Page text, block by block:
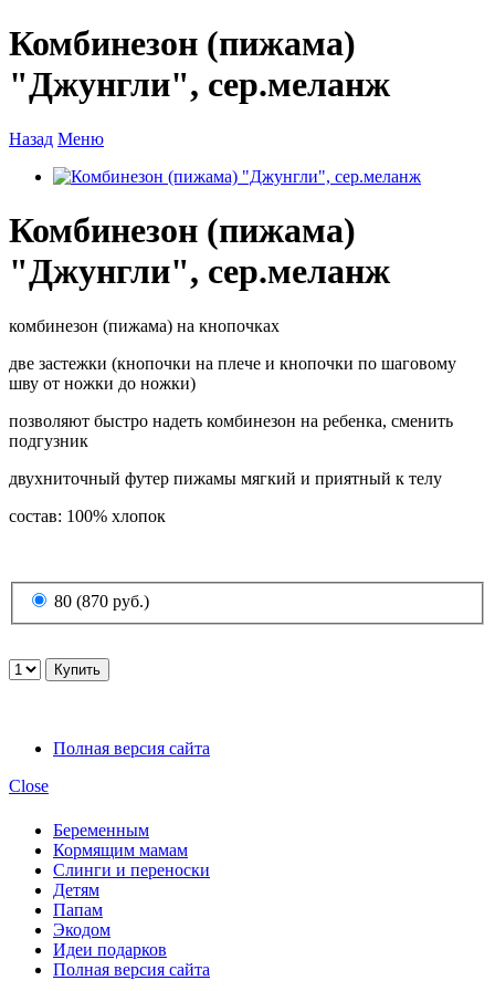
Комбинезон (пижама)
"Джунгли", сер.меланж
Назад Меню
Комбинезон (пижама)
"Джунгли", сер.меланж
комбинезон (пижама) на кнопочках
две застежки (кнопочки на плече и кнопочки по шаговому
шву от ножки до ножки)
позволяют быстро надеть комбинезон на ребенка, сменить
подгузник
двухниточный футер пижамы мягкий и приятный к телу
состав: 100% хлопок
80 (870 руб.)
Полная версия сайта
Close
Беременным
Кормящим мамам
Слинги и переноски
Детям
Папам
Экодом
Идеи подарков
Полная версия сайта